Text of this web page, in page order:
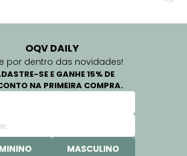
OQV DAILY
por dentro das novidades!
SE E GANHE 15% DE
NA PRIMEIRA COMPRA.
MASCULINO